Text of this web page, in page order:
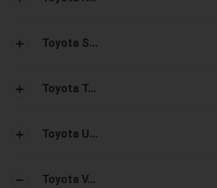
Toyota S...
Toyota T...
Toyota U...
Toyota V...